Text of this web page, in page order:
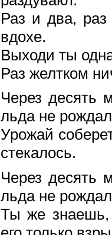
Раз и два,
вдохе.
Выходи ты
Раз желтком
Через десять
льда не
Урожай
стекалось.
Через десять
льда не
Ты же знаешь,